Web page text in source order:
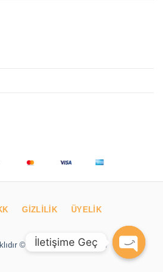
GIZLILIK ÜYELIK
© Taka Bilişim Yapımıdır
İletişime Geç